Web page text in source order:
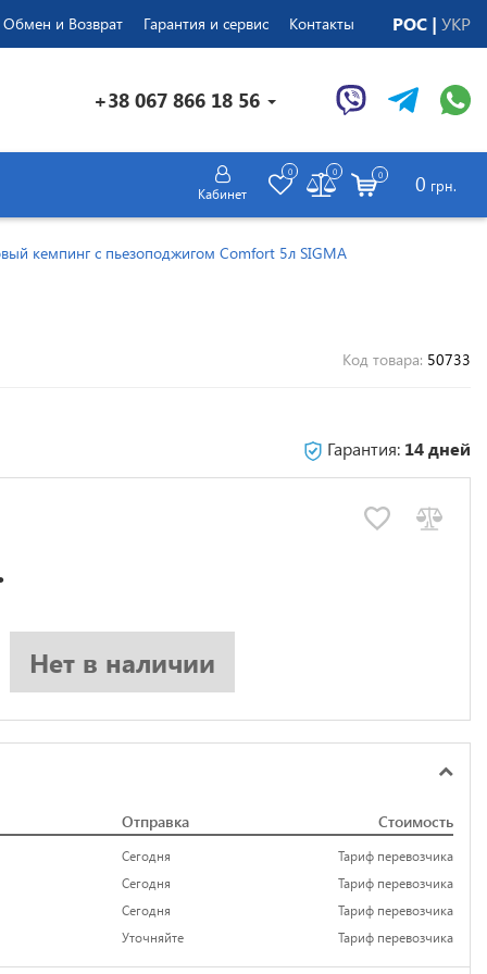
Обмен и Возврат Гарантия и сервис Контакты РОС УКР
+38 067 866 18 56
Кабинет
0 0 0 0 грн.
кемпинг с пьезоподжигом Comfort 5л SIGMA
Код товара: 50733
Гарантия: 14 дней
Нет в наличии
Отправка Стоимость
Сегодня
Тариф перевозчика
Сегодня
Тариф перевозчика
Сегодня
Тариф перевозчика
Уточняйте Тариф перевозчика